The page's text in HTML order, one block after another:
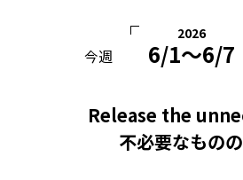
今週
2026
6/1〜6/7
Release the
不必要なもの